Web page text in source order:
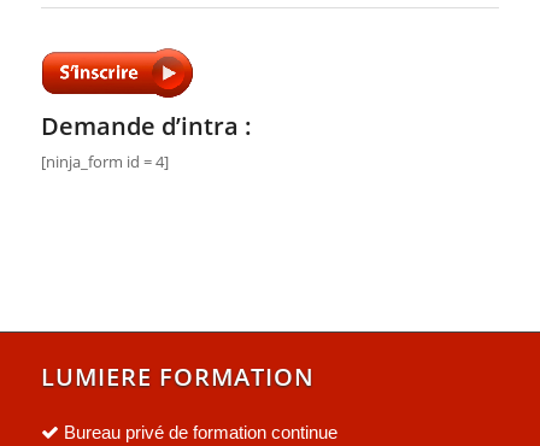
Demande d’intra :
[ninja_form id = 4]
LUMIERE FORMATION
Bureau privé de formation continue